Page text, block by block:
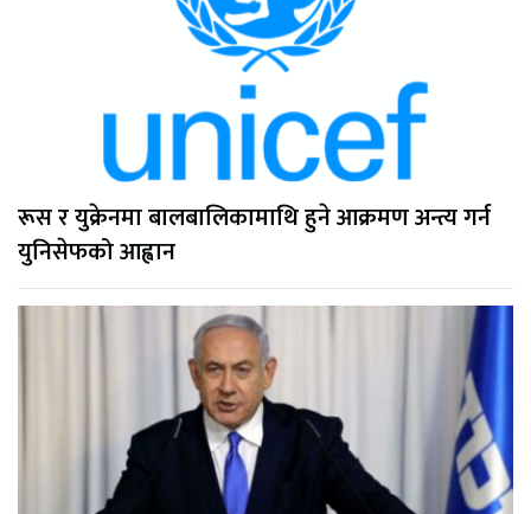
रूस र युक्रेनमा बालबालिकामाथि हुने आक्रमण अन्त्य गर्न
युनिसेफको आह्वान